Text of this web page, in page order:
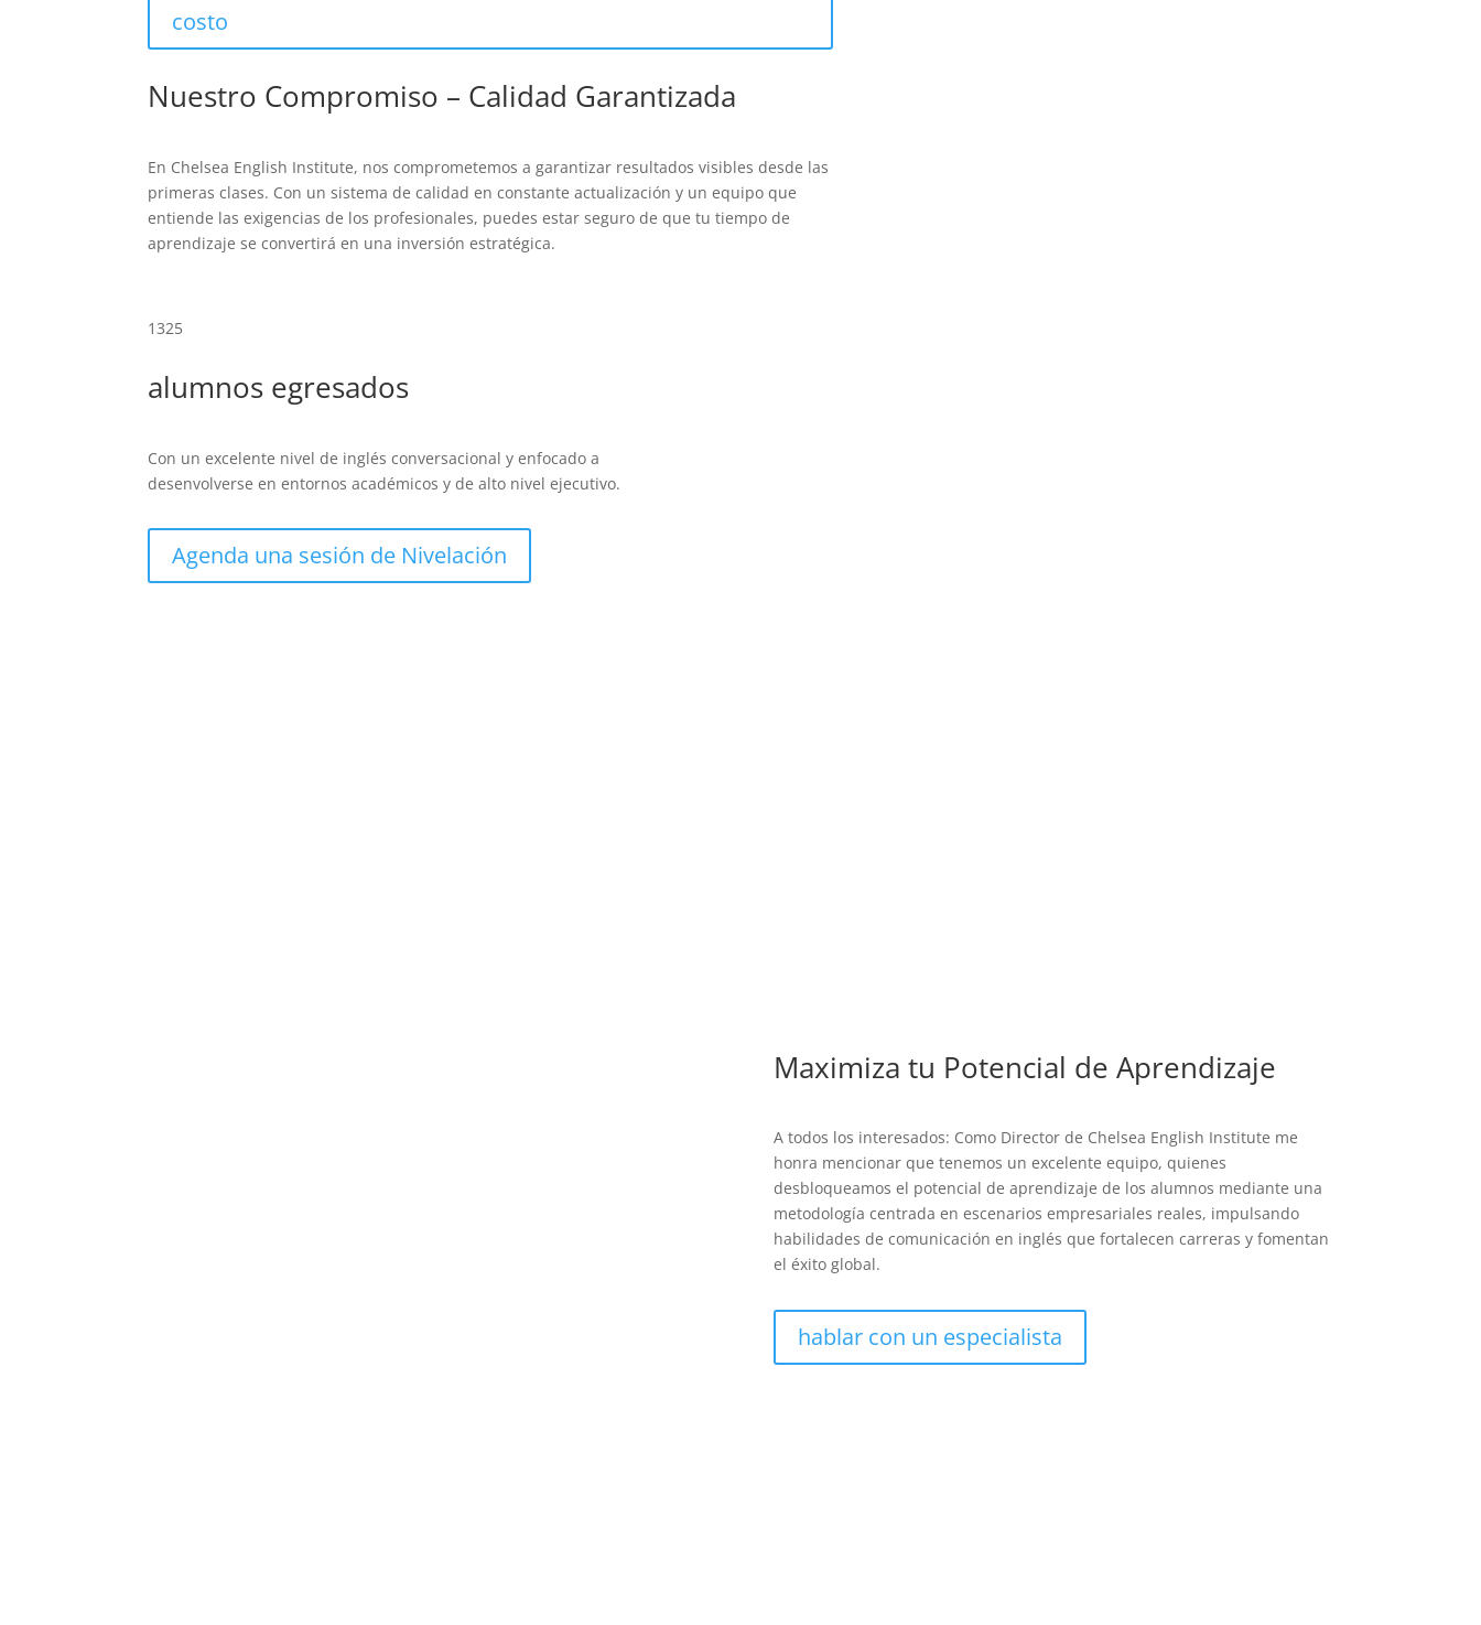
costo
Nuestro Compromiso – Calidad Garantizada
En Chelsea English Institute, nos comprometemos a garantizar resultados visibles desde las
primeras clases. Con un sistema de calidad en constante actualización y un equipo que
entiende las exigencias de los profesionales, puedes estar seguro de que tu tiempo de
aprendizaje se convertirá en una inversión estratégica.
1325
alumnos egresados
Con un excelente nivel de inglés conversacional y enfocado a
desenvolverse en entornos académicos y de alto nivel ejecutivo.
Agenda una sesión de Nivelación
Maximiza tu Potencial de Aprendizaje
A todos los interesados: Como Director de Chelsea English Institute me
honra mencionar que tenemos un excelente equipo, quienes
desbloqueamos el potencial de aprendizaje de los alumnos mediante una
metodología centrada en escenarios empresariales reales, impulsando
habilidades de comunicación en inglés que fortalecen carreras y fomentan
el éxito global.
hablar con un especialista